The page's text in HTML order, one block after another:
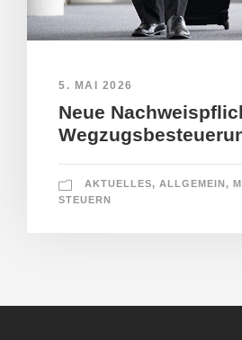
5. MAI 2026
Neue
AKTUELLES, ALLGEMEIN,
STEUERN